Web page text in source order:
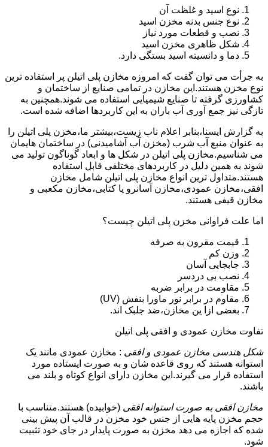
نوع اسید و غلظت آن
نوع جنس بدنه مخزن اسید
نصب و قطعات مورد نیاز
شکل ظاهری مخزن اسید
دما و دانسیته اسید بستگی دارد.
به جرأت می توان گفت که امروزه مخازن پلی اتیلن پر استفاده ترین
نوع مخزن هستند.این مخازن در تمامی صنایع از ساختمان و
کشاورزی گرفته تا صنایع شیمیایی استفاده می شوند.همچنین به
تازگی نیز جمع آوری آب باران به این کاربردها اضافه شده است.
به گزارش ایسنا،بنابر اعلام ناب زیست،بیشتر ما،مخزن پلی اتیلن را
به عنوان منبع آب شرب (مخزن آب آشامیدنی) در ساختمان هایمان
می شناسیم.مخازن پلی اتیلن در شکل ها و ابعاد گوناگون تولید می
شوند به همین دلیل در کاربردهای مختلفی قابل استفاده
هستند.متداول ترین انواع مخازن پلی اتیلن شامل مخازن
افقی،مخازن عمودی،مخازن آسانرو یا کتابی،مخازن مکعبی و
مخازن قیفی هستند.
اما علت فراوانی مخزن پلی اتیلن چیست؟
قیمت مقرون به صرفه
وزن کم
جابجایی آسان
نصب بی دردسر
مقاومت در برابر ضربه
مقاوم در برابر نور ماورا بنفش (UV)
بعضی ازا ین مخازن،ضد جلبک اند.
تفاوت مخازن عمودی و افقی پلی اتیلن
شکل هندسی مخازن عمودی و افقی : مخازن عمودی مانند یک
استوانه هستند که روی قاعده شان و به صورت ایستاده مورد
استفاده قرار می گیرند.این مخازن دارای انواع کوتاه و بلند می
باشند.
مخازن افقی به صورت استوانه افقی (خوابیده) هستند.متناسب با
حجم مخزن پایه هایی از جنس خود مخزن در قالب آن پیش بینی
شده که اجازه می دهد مخزن به صورت پایدار در جای خود تثبیت
شود.